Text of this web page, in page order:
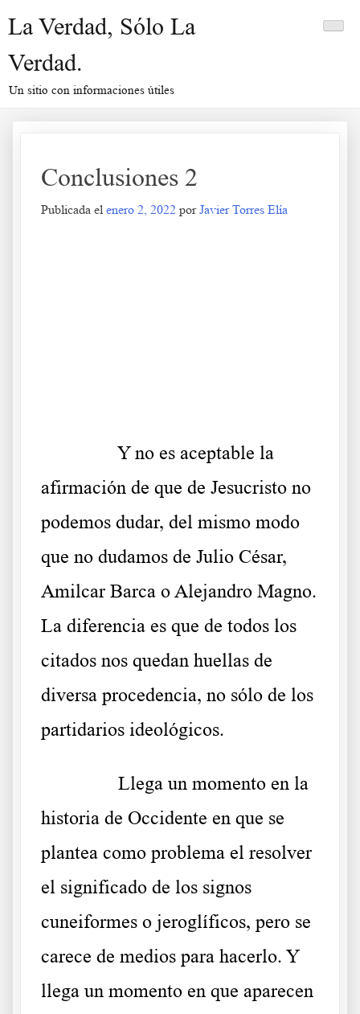
La Verdad, Sólo La
Verdad.
Un sitio con informaciones útiles
Conclusiones 2
Publicada el enero 2, 2022 porJavier Torres Elía
Y no es aceptable la
afirmación de que de Jesucristo no
podemos dudar, del mismo modo
que no dudamos de Julio César,
Amilcar Barca o Alejandro Magno.
La diferencia es que de todos los
citados nos quedan huellas de
diversa procedencia, no sólo de los
partidarios ideológicos.
Llega un momento en la
historia de Occidente en que se
plantea como problema el resolver
el significado de los signos
cuneiformes o jeroglíficos, pero se
carece de medios para hacerlo. Y
llega un momento en que aparecen